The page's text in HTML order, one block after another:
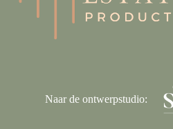
Naar de ontwerpstudio: